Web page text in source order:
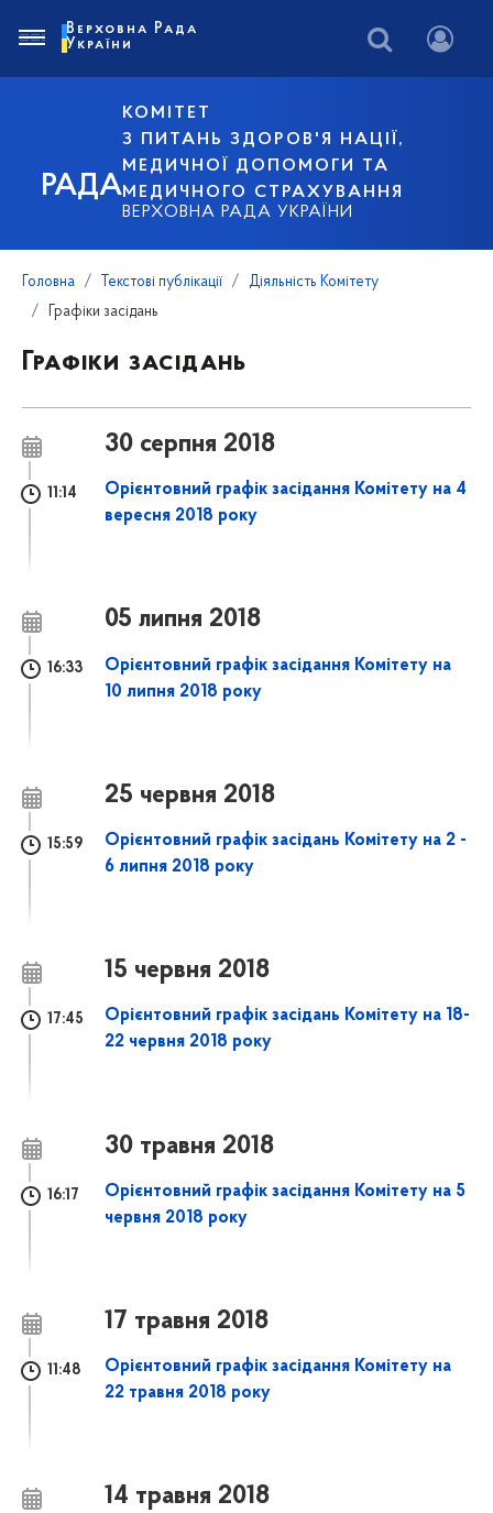
РАДА
КОМІТЕТ
З ПИТАНЬ ЗДОРОВ'Я НАЦІЇ,
МЕДИЧНОЇ ДОПОМОГИ ТА
МЕДИЧНОГО СТРАХУВАННЯ
ВЕРХОВНА РАДА УКРАЇНИ
Верховна Рада
України
Головна Текстові публікації
Діяльність Комітету
Графіки засідань
Графіки засідань
30 серпня 2018
11:14
Орієнтовний графік засідання Комітету на 4
вересня 2018 року
05 липня 2018
16:33
Орієнтовний графік засідання Комітету на
10 липня 2018 року
25 червня 2018
15:59
Орієнтовний графік засідань Комітету на 2 -
6 липня 2018 року
15 червня 2018
17:45
Орієнтовний графік засідань Комітету на 18-
22 червня 2018 року
30 травня 2018
16:17
Орієнтовний графік засідання Комітету на 5
червня 2018 року
17 травня 2018
11:48
Орієнтовний графік засідання Комітету на
22 травня 2018 року
14 травня 2018